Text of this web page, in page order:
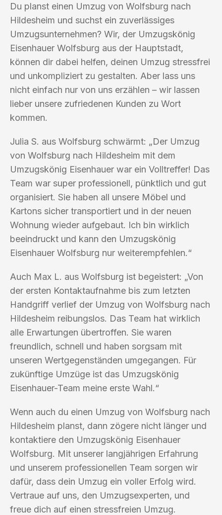
Du planst einen Umzug von Wolfsburg nach
Hildesheim und suchst ein zuverlässiges
Umzugsunternehmen? Wir, der Umzugskönig
Eisenhauer Wolfsburg aus der Hauptstadt,
können dir dabei helfen, deinen Umzug stressfrei
und unkompliziert zu gestalten. Aber lass uns
nicht einfach nur von uns erzählen – wir lassen
lieber unsere zufriedenen Kunden zu Wort
kommen.
Julia S. aus Wolfsburg schwärmt: „Der Umzug
von Wolfsburg nach Hildesheim mit dem
Umzugskönig Eisenhauer war ein Volltreffer! Das
Team war super professionell, pünktlich und gut
organisiert. Sie haben all unsere Möbel und
Kartons sicher transportiert und in der neuen
Wohnung wieder aufgebaut. Ich bin wirklich
beeindruckt und kann den Umzugskönig
Eisenhauer Wolfsburg nur weiterempfehlen.“
Auch Max L. aus Wolfsburg ist begeistert: „Von
der ersten Kontaktaufnahme bis zum letzten
Handgriff verlief der Umzug von Wolfsburg nach
Hildesheim reibungslos. Das Team hat wirklich
alle Erwartungen übertroffen. Sie waren
freundlich, schnell und haben sorgsam mit
unseren Wertgegenständen umgegangen. Für
zukünftige Umzüge ist das Umzugskönig
Eisenhauer-Team meine erste Wahl.“
Wenn auch du einen Umzug von Wolfsburg nach
Hildesheim planst, dann zögere nicht länger und
kontaktiere den Umzugskönig Eisenhauer
Wolfsburg. Mit unserer langjährigen Erfahrung
und unserem professionellen Team sorgen wir
dafür, dass dein Umzug ein voller Erfolg wird.
Vertraue auf uns, den Umzugsexperten, und
freue dich auf einen stressfreien Umzug.